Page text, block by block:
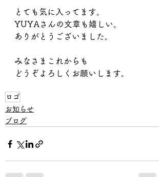
とても気に入ってます。
YUYAさんの文章も嬉しい。
ありがとうございました。
みなさまこれからも
どうぞよろしくお願いします。
ロゴ
お知らせ
ブログ